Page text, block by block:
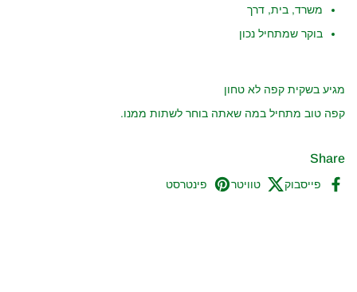
משרד, בית, דרך
בוקר שמתחיל נכון
מגיע בשקית קפה לא טחון
קפה טוב מתחיל במה שאתה בוחר לשתות ממנו.
Share
פייסבוק טוויטר פינטרסט